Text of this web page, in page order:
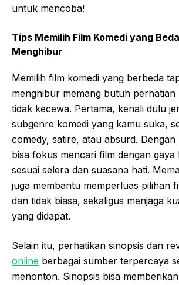
untuk mencoba!
Tips Memilih Film Komedi yang
Menghibur
Memilih film komedi yang berbeda
menghibur memang butuh perhatian
tidak kecewa. Pertama, kenali dulu
subgenre komedi yang kamu suka,
comedy, satire, atau absurd.
bisa fokus mencari film dengan
sesuai selera dan suasana hati.
juga membantu memperluas pilihan
dan tidak biasa, sekaligus menjaga
yang didapat.
Selain itu, perhatikan sinopsis dan
online berbagai sumber terpercaya
menonton. Sinopsis bisa